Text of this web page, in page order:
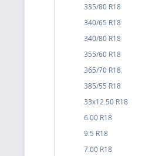
335/80 R18
340/65 R18
340/80 R18
355/60 R18
365/70 R18
385/55 R18
33x12.50 R18
6.00 R18
9.5 R18
7.00 R18